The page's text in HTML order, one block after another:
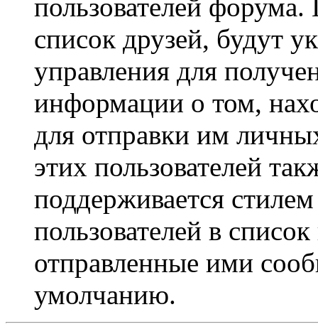
пользователей форума.
список друзей, будут
управления для
информации о том,
для отправки им
этих пользователей
поддерживается
пользователей в
отправленные ими
умолчанию.